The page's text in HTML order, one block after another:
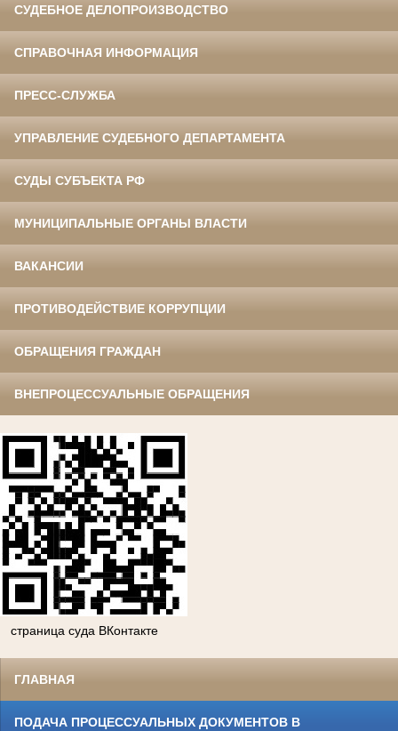
СУДЕБНОЕ ДЕЛОПРОИЗВОДСТВО
СПРАВОЧНАЯ ИНФОРМАЦИЯ
ПРЕСС-СЛУЖБА
УПРАВЛЕНИЕ СУДЕБНОГО ДЕПАРТАМЕНТА
СУДЫ СУБЪЕКТА РФ
МУНИЦИПАЛЬНЫЕ ОРГАНЫ ВЛАСТИ
ВАКАНСИИ
ПРОТИВОДЕЙСТВИЕ КОРРУПЦИИ
ОБРАЩЕНИЯ ГРАЖДАН
ВНЕПРОЦЕССУАЛЬНЫЕ ОБРАЩЕНИЯ
страница суда ВКонтакте
ГЛАВНАЯ
ПОДАЧА ПРОЦЕССУАЛЬНЫХ ДОКУМЕНТОВ В